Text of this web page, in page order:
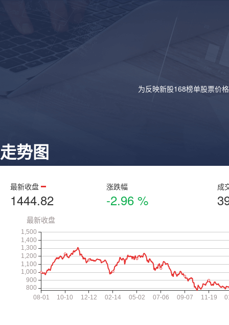
为反映新股168榜单股票价
走势图
最新收盘
1444.82
涨跌幅
-2.96 %
成